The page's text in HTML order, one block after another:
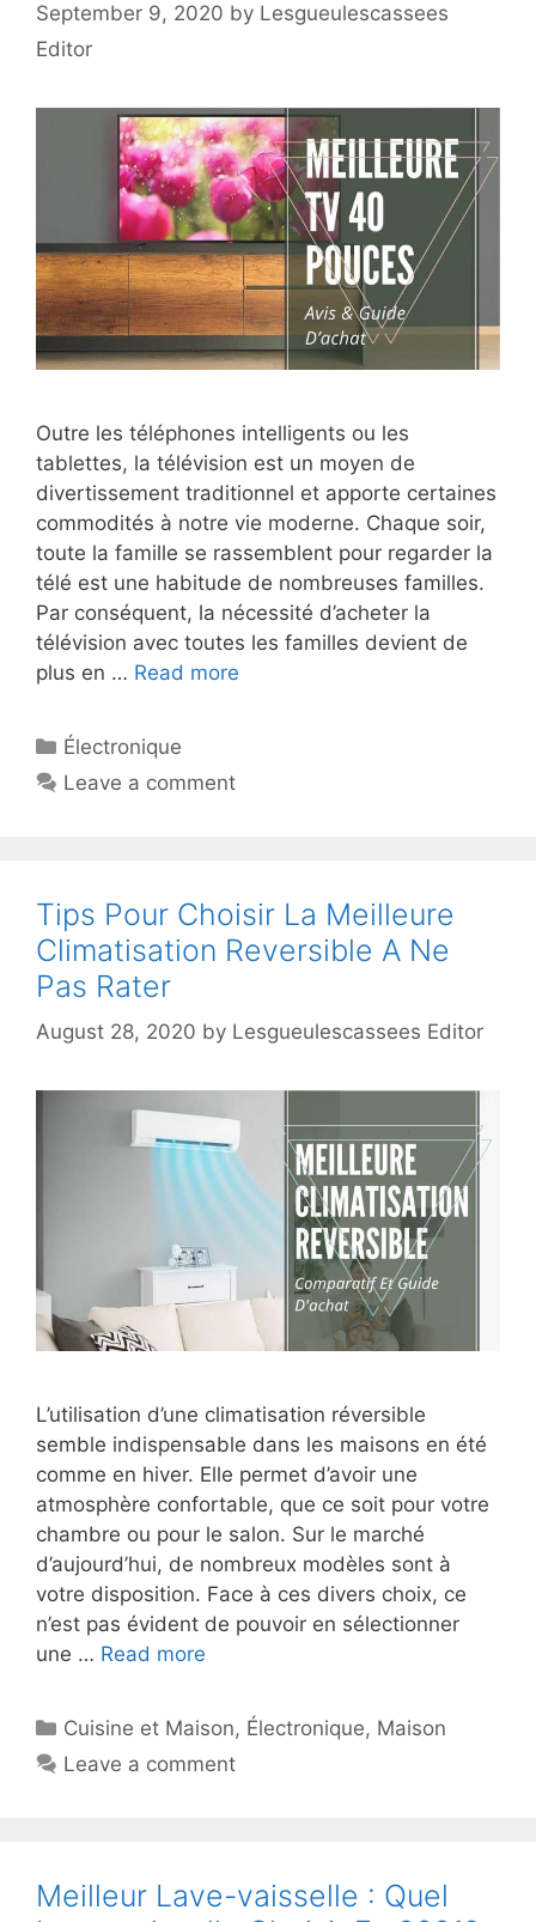
September 9, 2020 by Lesgueulescassees
Editor
Outre les téléphones intelligents ou les
tablettes, la télévision est un moyen de
divertissement traditionnel et apporte certaines
commodités à notre vie moderne. Chaque soir,
toute la famille se rassemblent pour regarder la
télé est une habitude de nombreuses familles.
Par conséquent, la nécessité d’acheter la
télévision avec toutes les familles devient de
plus en … Read more
Électronique
Leave a comment
Tips Pour Choisir La Meilleure
Climatisation Reversible A Ne
Pas Rater
August 28, 2020 by Lesgueulescassees Editor
L’utilisation d’une climatisation réversible
semble indispensable dans les maisons en été
comme en hiver. Elle permet d’avoir une
atmosphère confortable, que ce soit pour votre
chambre ou pour le salon. Sur le marché
d’aujourd’hui, de nombreux modèles sont à
votre disposition. Face à ces divers choix, ce
n’est pas évident de pouvoir en sélectionner
une … Read more
Cuisine et Maison, Électronique, Maison
Leave a comment
Meilleur Lave-vaisselle : Quel